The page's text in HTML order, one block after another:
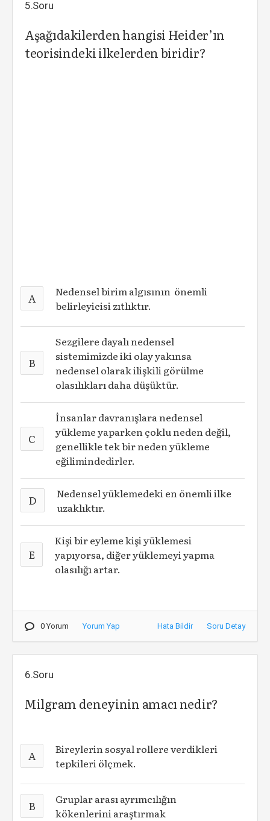
5.Soru
Aşağıdakilerden hangisi Heider’ın
teorisindeki ilkelerden biridir?
A
Nedensel birim algısının önemli
belirleyicisi zıtlıktır.
B
Sezgilere dayalı nedensel
sistemimizde iki olay yakınsa
nedensel olarak ilişkili görülme
olasılıkları daha düşüktür.
C
İnsanlar davranışlara nedensel
yükleme yaparken çoklu neden değil,
genellikle tek bir neden yükleme
eğilimindedirler.
D
Nedensel yüklemedeki en önemli ilke
uzaklıktır.
E
Kişi bir eyleme kişi yüklemesi
yapıyorsa, diğer yüklemeyi yapma
olasılığı artar.
0 Yorum Yorum Yap Hata Bildir Soru Detay
6.Soru
Milgram deneyinin amacı nedir?
A
Bireylerin sosyal rollere verdikleri
tepkileri ölçmek.
B
Gruplar arası ayrımcılığın
kökenlerini araştırmak